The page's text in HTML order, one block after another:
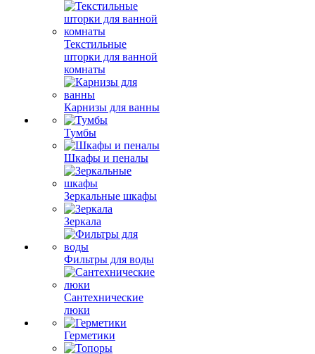
Текстильные
шторки для ванной
комнаты
Карнизы для ванны
Тумбы
Шкафы и пеналы
Зеркальные шкафы
Зеркала
Фильтры для воды
Сантехнические
люки
Герметики